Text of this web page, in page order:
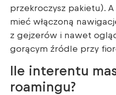
przekroczysz pakietu).
mieć włączoną
z gejzerów i nawet
gorącym źródle przy
Ile interentu
roamingu?